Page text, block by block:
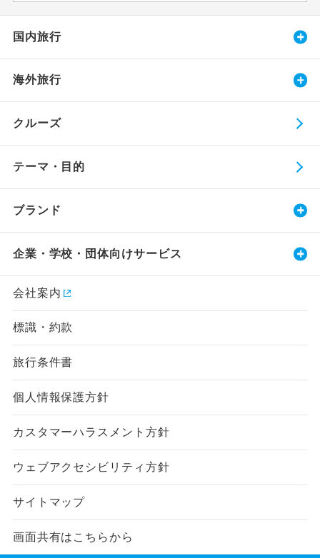
国内旅行
海外旅行
クルーズ
テーマ・目的
ブランド
企業・学校・団体向けサービス
会社案内
標識・約款
旅行条件書
個人情報保護方針
カスタマーハラスメント方針
ウェブアクセシビリティ方針
サイトマップ
画面共有はこちらから